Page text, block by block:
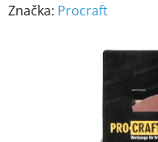
hodnotenie
Značka: Procraft